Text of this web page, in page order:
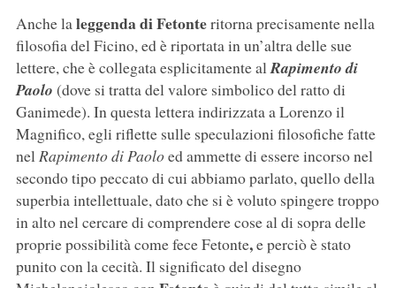
Anche laleggenda di Fetonteritorna precisamente nella
filosofia del Ficino, ed è riportata in un’altra delle sue
lettere, che è collegata esplicitamente alRapimento di
Paolo (dove si tratta del valore simbolico del ratto di
Ganimede). In questa lettera indirizzata a Lorenzo il
Magnifico, egli riflette sulle speculazioni filosofiche fatte
nelRapimentodi Paoloed ammette di essere incorso nel
secondo tipo peccato di cui abbiamo parlato, quello della
superbia intellettuale, dato che si è voluto spingere troppo
in alto nel cercare di comprendere cose al di sopra delle
proprie possibilità come fece Fetonte,e perciò è stato
punito con la cecità. Il significato del disegno